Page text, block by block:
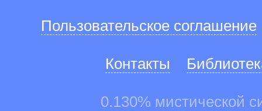
Пользовательское соглашение
Контакты
0.130% мистической